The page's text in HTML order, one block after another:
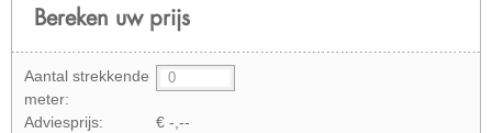
Bereken uw prijs
Aantal strekkende
meter:
Adviesprijs:
€ -,--